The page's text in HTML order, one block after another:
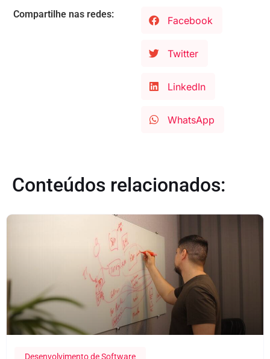
Compartilhe nas redes: Facebook
Twitter
LinkedIn
WhatsApp
Conteúdos relacionados:
Desenvolvimento de Software